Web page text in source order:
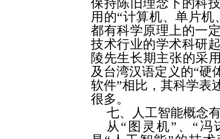
保持陈旧理念下的科
用的“计算机、单片
都有科学原理上的一
技术行业的学术科研
陵先生长期主张的采
及台湾汉语定义的“硬
软件”相比，其科学表
很多。
七、人工智能概念
从“图灵机”、“冯